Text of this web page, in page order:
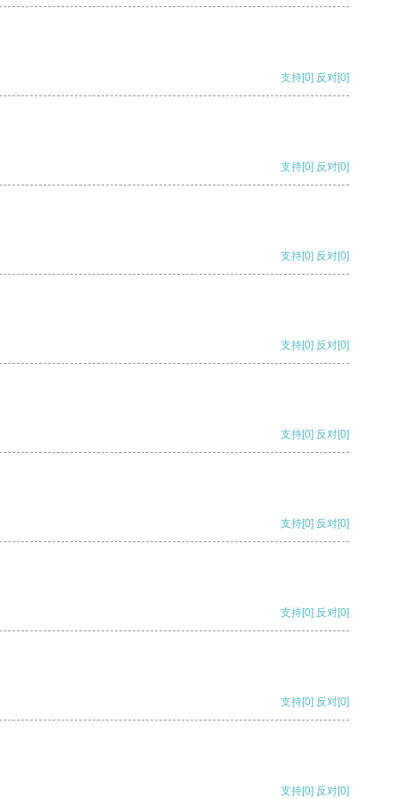
支持[0] 反对[0]
支持[0] 反对[0]
支持[0] 反对[0]
支持[0] 反对[0]
支持[0] 反对[0]
支持[0] 反对[0]
支持[0] 反对[0]
支持[0] 反对[0]
支持[0] 反对[0]